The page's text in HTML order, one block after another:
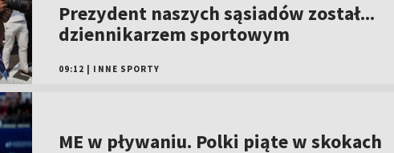
Prezydent naszych sąsiadów został...
dziennikarzem sportowym
09:12 INNE SPORTY
ME w pływaniu. Polki piąte w skokach